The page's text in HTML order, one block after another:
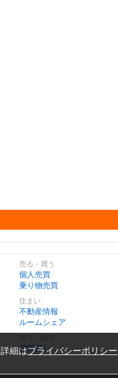
売る・買う
個人売買
乗り物売買
住まい
不動産情報
ルームシェア
仲間探し
細はプライバシーポリシー